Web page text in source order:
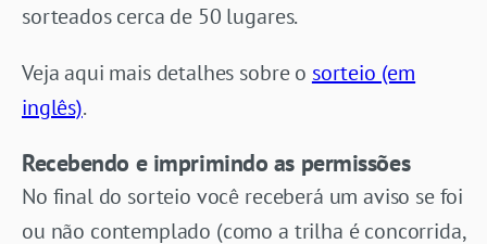
sorteados cerca de 50 lugares.
Veja aqui mais detalhes sobre o sorteio (em
inglês).
Recebendo e imprimindo as permissões
No final do sorteio você receberá um aviso se foi
ou não contemplado (como a trilha é concorrida,